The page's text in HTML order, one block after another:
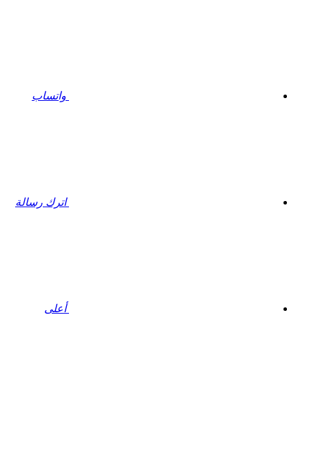
واتساب
اترك رسالة
أعلى